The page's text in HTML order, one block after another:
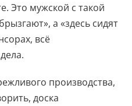
Это мужской с такой
а «здесь сидят
всё
производства,
доска